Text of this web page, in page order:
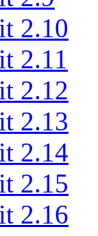
2.10
2.11
2.12
2.13
2.14
2.15
2.16